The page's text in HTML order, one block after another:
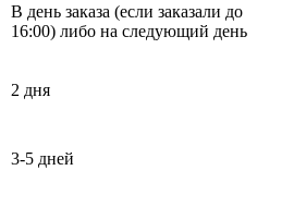
В день заказа (если заказали до
16:00) либо на следующий день
2 дня
3-5 дней